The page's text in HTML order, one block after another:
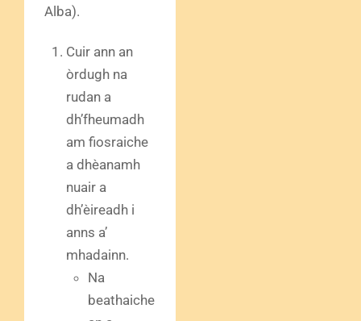
Alba).
Cuir ann an
òrdugh na
rudan a
dh’fheumadh
am fiosraiche
a dhèanamh
nuair a
dh’èireadh i
anns a’
mhadainn.
Na
beathaiche